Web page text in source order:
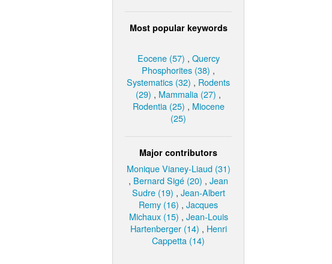
Most popular keywords
Eocene (57) , Quercy
Phosphorites (38) ,
Systematics (32) , Rodents
(29) , Mammalia (27) ,
Rodentia (25) , Miocene
(25)
Major contributors
Monique Vianey-Liaud (31)
, Bernard Sigé (20) , Jean
Sudre (19) , Jean-Albert
Remy (16) , Jacques
Michaux (15) , Jean-Louis
Hartenberger (14) , Henri
Cappetta (14)